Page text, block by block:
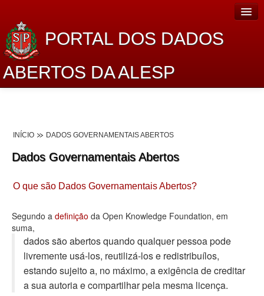
PORTAL DOS DADOS
ABERTOS DA ALESP
Lei de Acesso à Informação
Dados Governamentais Abertos
Planejamento
Catálogo de dados
Processo Legislativo
Deputados Estaduais
INÍCIO DADOS GOVERNAMENTAIS ABERTOS
Dados Governamentais Abertos
O que são Dados Governamentais Abertos?
Segundo a definição da Open Knowledge Foundation, em
suma,
dados são abertos quando qualquer pessoa pode
livremente usá-los, reutilizá-los e redistribuí­los,
estando sujeito a, no máximo, a exigência de creditar
a sua autoria e compartilhar pela mesma licença.